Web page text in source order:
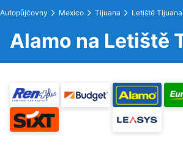
Autopůjčovny Mexico Tijuana Letiště Tijuana
Alamo na Letiště